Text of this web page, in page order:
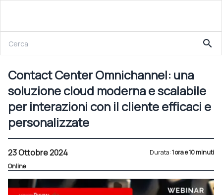
Contact Center Omnichannel: una soluzione cloud moderna e scalabile per interazioni con il cliente efficaci e personalizzate
search
Contact Center Omnichannel: una
soluzione cloud moderna e scalabile
per interazioni con il cliente efficaci e
personalizzate
23 Ottobre 2024 Durata:1 ora e 10 minuti
Online